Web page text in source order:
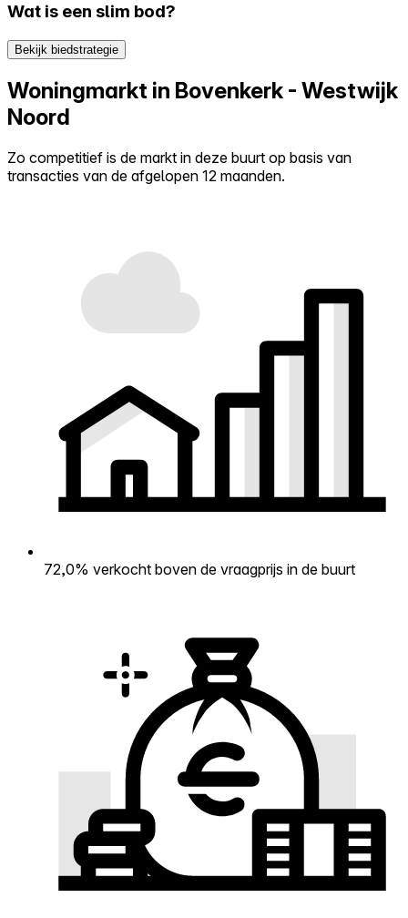
Wat is een slim bod?
Bekijk biedstrategie
Woningmarkt in Bovenkerk - Westwijk
Noord
Zo competitief is de markt in deze buurt op basis van
transacties van de afgelopen 12 maanden.
72,0% verkocht boven de vraagprijs in de buurt